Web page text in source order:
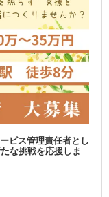
ビス管理責任者とし
な挑戦を応援しま